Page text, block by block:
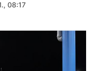
08:17